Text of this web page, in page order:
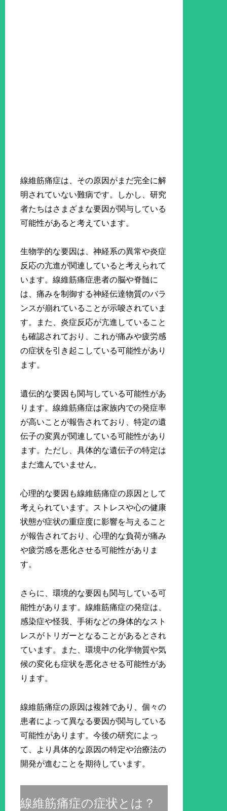
線維筋痛症は、その原因がまだ完全に解
明されていない難病です。しかし、研究
者たちはさまざまな要因が関与している
可能性があると考えています。
生物学的な要因は、神経系の異常や炎症
反応の亢進が関連していると考えられて
います。線維筋痛症患者の脳や脊髄に
は、痛みを制御する神経伝達物質のバラ
ンスが崩れていることが示唆されていま
す。また、炎症反応が亢進していること
も確認されており、これが痛みや疲労感
の症状を引き起こしている可能性があり
ます。
遺伝的な要因も関与している可能性があ
ります。線維筋痛症は家族内での発症率
が高いことが報告されており、特定の遺
伝子の変異が関連している可能性があり
ます。ただし、具体的な遺伝子の特定は
まだ進んでいません。
心理的な要因も線維筋痛症の原因として
考えられています。ストレスや心の健康
状態が症状の重症度に影響を与えること
が報告されており、心理的な負荷が痛み
や疲労感を悪化させる可能性がありま
す。
さらに、環境的な要因も関与している可
能性があります。線維筋痛症の発症は、
感染症や怪我、手術などの身体的なスト
レスがトリガーとなることがあるとされ
ています。また、環境中の化学物質や気
候の変化も症状を悪化させる可能性があ
ります。
線維筋痛症の原因は複雑であり、個々の
患者によって異なる要因が関与している
可能性があります。今後の研究によっ
て、より具体的な原因の特定や治療法の
開発が進むことを期待しています。
線維筋痛症の症状とは？